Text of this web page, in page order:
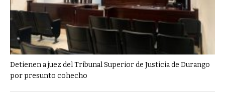
Detienen a juez del Tribunal Superior de Justicia de Durango
por presunto cohecho